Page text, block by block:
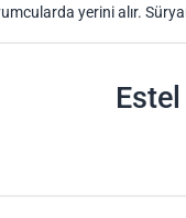
yerini alır.